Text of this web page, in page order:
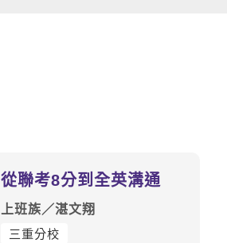
從聯考8分到全英溝通
上班族／湛文翔
三重分校